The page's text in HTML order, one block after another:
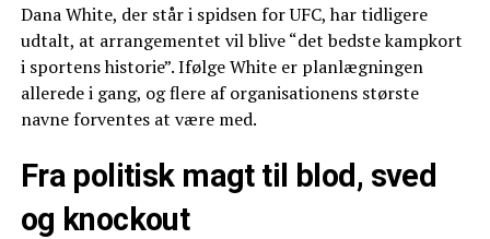
Dana White, der står i spidsen for UFC, har tidligere
udtalt, at arrangementet vil blive “det bedste kampkort
i sportens historie”. Ifølge White er planlægningen
allerede i gang, og flere af organisationens største
navne forventes at være med.
Fra politisk magt til blod, sved
og knockout